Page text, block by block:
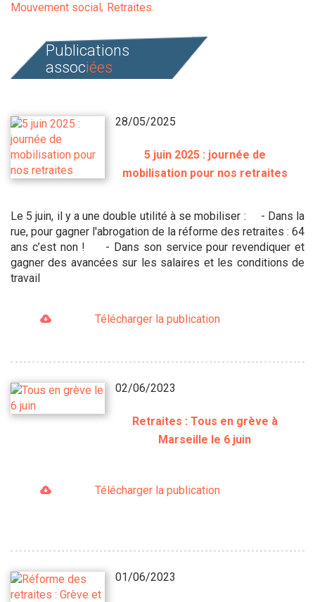
Mouvement social Retraites
Publications
associées
28/05/2025
5 juin 2025 : journée de
mobilisation pour nos retraites
Le 5 juin, il y a une double utilité à se mobiliser : - Dans la
rue, pour gagner l'abrogation de la réforme des retraites : 64
ans c’est non ! - Dans son service pour revendiquer et
gagner des avancées sur les salaires et les conditions de
travail
Télécharger la publication
02/06/2023
Retraites : Tous en grève à
Marseille le 6 juin
Télécharger la publication
01/06/2023